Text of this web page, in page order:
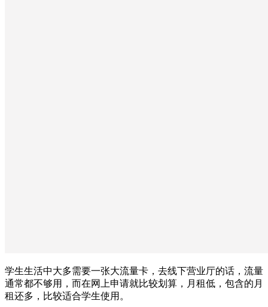
学生生活中大多需要一张大流量卡，去线下营业厅的话，流量
通常都不够用，而在网上申请就比较划算，月租低，包含的月
租还多，比较适合学生使用。